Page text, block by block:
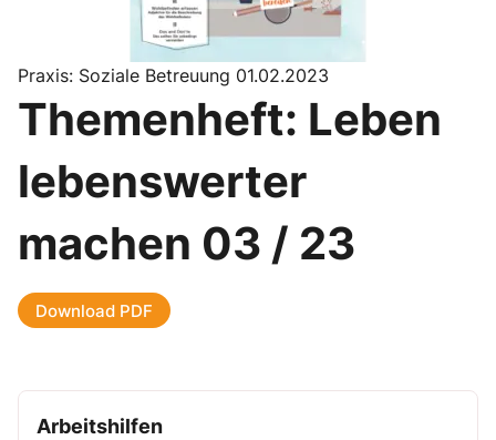
Praxis: Soziale Betreuung 01.02.2023
Themenheft: Leben
lebenswerter
machen 03 / 23
Download PDF
Arbeitshilfen